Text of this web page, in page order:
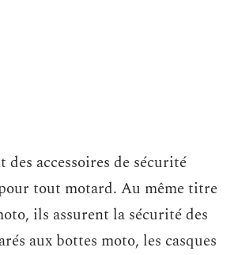
des accessoires de sécurité
tout motard. Au même titre
ils assurent la sécurité des
aux bottes moto, les casques